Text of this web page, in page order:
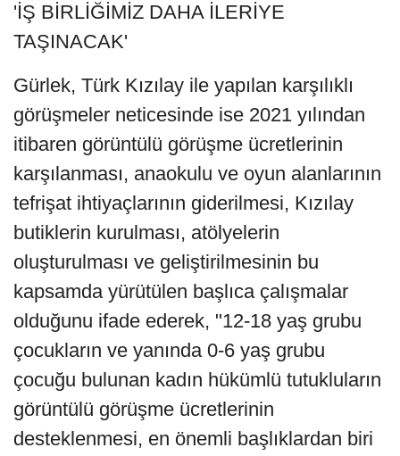
'İŞ BİRLİĞİMİZ DAHA İLERİYE
TAŞINACAK'
Gürlek, Türk Kızılay ile yapılan karşılıklı
görüşmeler neticesinde ise 2021 yılından
itibaren görüntülü görüşme ücretlerinin
karşılanması, anaokulu ve oyun alanlarının
tefrişat ihtiyaçlarının giderilmesi, Kızılay
butiklerin kurulması, atölyelerin
oluşturulması ve geliştirilmesinin bu
kapsamda yürütülen başlıca çalışmalar
olduğunu ifade ederek, "12-18 yaş grubu
çocukların ve yanında 0-6 yaş grubu
çocuğu bulunan kadın hükümlü tutukluların
görüntülü görüşme ücretlerinin
desteklenmesi, en önemli başlıklardan biri